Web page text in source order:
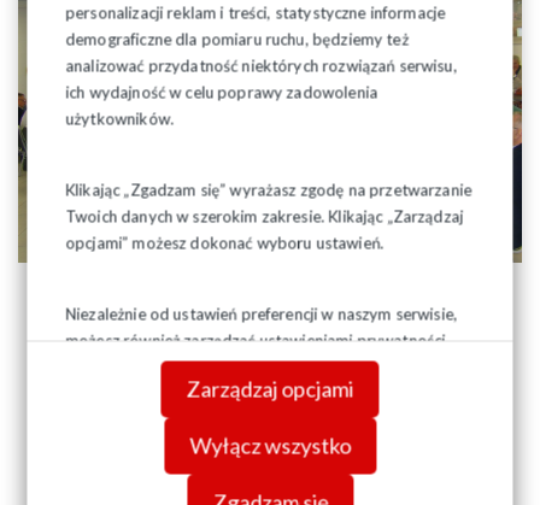
personalizacji reklam i treści, statystyczne informacje
demograficzne dla pomiaru ruchu, będziemy też
analizować przydatność niektórych rozwiązań serwisu,
ich wydajność w celu poprawy zadowolenia
użytkowników.
Klikając „Zgadzam się” wyrażasz zgodę na przetwarzanie
Twoich danych w szerokim zakresie. Klikając „Zarządzaj
opcjami” możesz dokonać wyboru ustawień.
Niezależnie od ustawień preferencji w naszym serwisie,
możesz również zarządzać ustawieniami prywatności
swojej przeglądarki. Więcej informacji o przetwarzaniu
danych znajdziesz wPolityce prywatności.
Zarządzaj opcjami
Wyłącz wszystko